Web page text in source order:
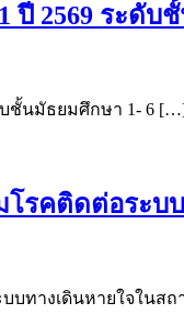
ปี 2569 ระดับ
บชั้นมัธยมศึกษา 1- 6
รคติดต่อระบ
บทางเดินหายใจในส